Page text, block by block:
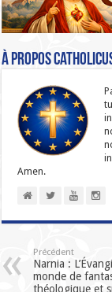
À propos
Amen.
Précédent
Narnia :
monde de
théologique et